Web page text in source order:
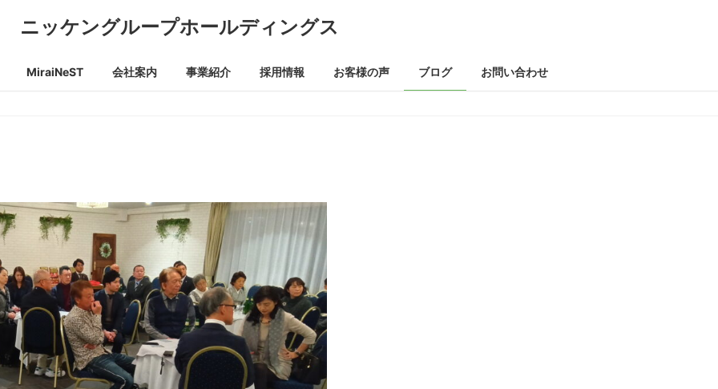
ニッケングループホールディングス
MiraiNeST 会社案内 事業紹介 採用情報 お客様の声 ブログ お問い合わせ